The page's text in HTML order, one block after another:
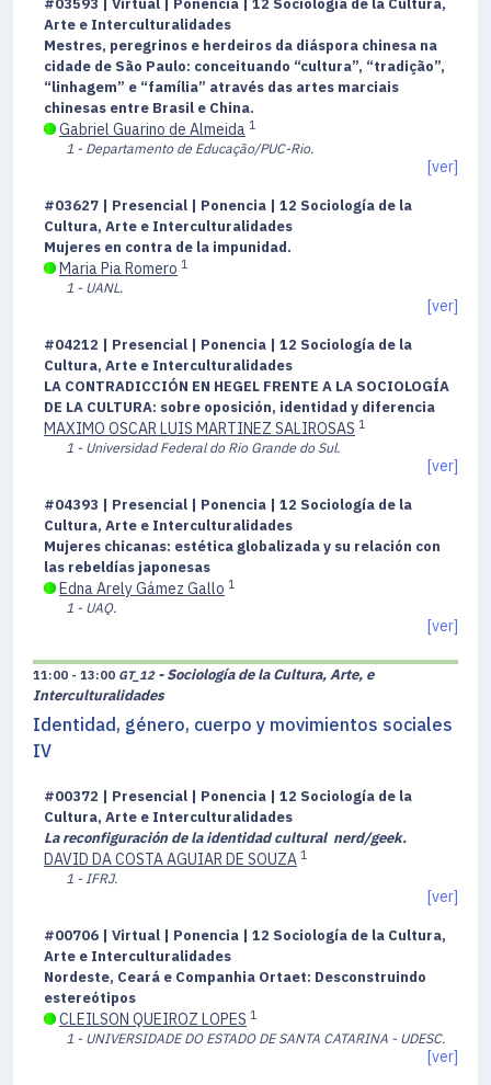
#03593 | Virtual | Ponencia | 12 Sociología de la Cultura,
Arte e Interculturalidades
Mestres, peregrinos e herdeiros da diáspora chinesa na
cidade de São Paulo: conceituando “cultura”, “tradição”,
“linhagem” e “família” através das artes marciais
chinesas entre Brasil e China.
Gabriel Guarino de Almeida 1
1 - Departamento de Educação/PUC-Rio.
[ver]
#03627 | Presencial | Ponencia | 12 Sociología de la
Cultura, Arte e Interculturalidades
Mujeres en contra de la impunidad.
Maria Pia Romero 1
1 - UANL.
[ver]
#04212 | Presencial | Ponencia | 12 Sociología de la
Cultura, Arte e Interculturalidades
LA CONTRADICCIÓN EN HEGEL FRENTE A LA SOCIOLOGÍA
DE LA CULTURA: sobre oposición, identidad y diferencia
MAXIMO OSCAR LUIS MARTINEZ SALIROSAS 1
1 - Universidad Federal do Rio Grande do Sul.
[ver]
#04393 | Presencial | Ponencia | 12 Sociología de la
Cultura, Arte e Interculturalidades
Mujeres chicanas: estética globalizada y su relación con
las rebeldías japonesas
Edna Arely Gámez Gallo 1
1 - UAQ.
[ver]
11:00 - 13:00 GT_12 - Sociología de la Cultura, Arte, e
Interculturalidades
Identidad, género, cuerpo y movimientos sociales
IV
#00372 | Presencial | Ponencia | 12 Sociología de la
Cultura, Arte e Interculturalidades
La reconfiguración de la identidad cultural nerd/geek.
DAVID DA COSTA AGUIAR DE SOUZA 1
1 - IFRJ.
[ver]
#00706 | Virtual | Ponencia | 12 Sociología de la Cultura,
Arte e Interculturalidades
Nordeste, Ceará e Companhia Ortaet: Desconstruindo
estereótipos
CLEILSON QUEIROZ LOPES 1
1 - UNIVERSIDADE DO ESTADO DE SANTA CATARINA - UDESC.
[ver]